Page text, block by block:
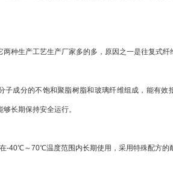
生产工艺生产厂家多的多，原因之一是往复式纤
分的不饱和聚脂树脂和玻璃纤维组成，能有效
长期保持安全运行。
～70℃温度范围内长期使用，采用特殊配方的